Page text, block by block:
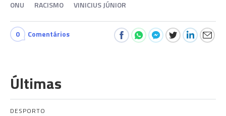
ONU RACISMO VINICIUS JÚNIOR
0 Comentários
Últimas
DESPORTO